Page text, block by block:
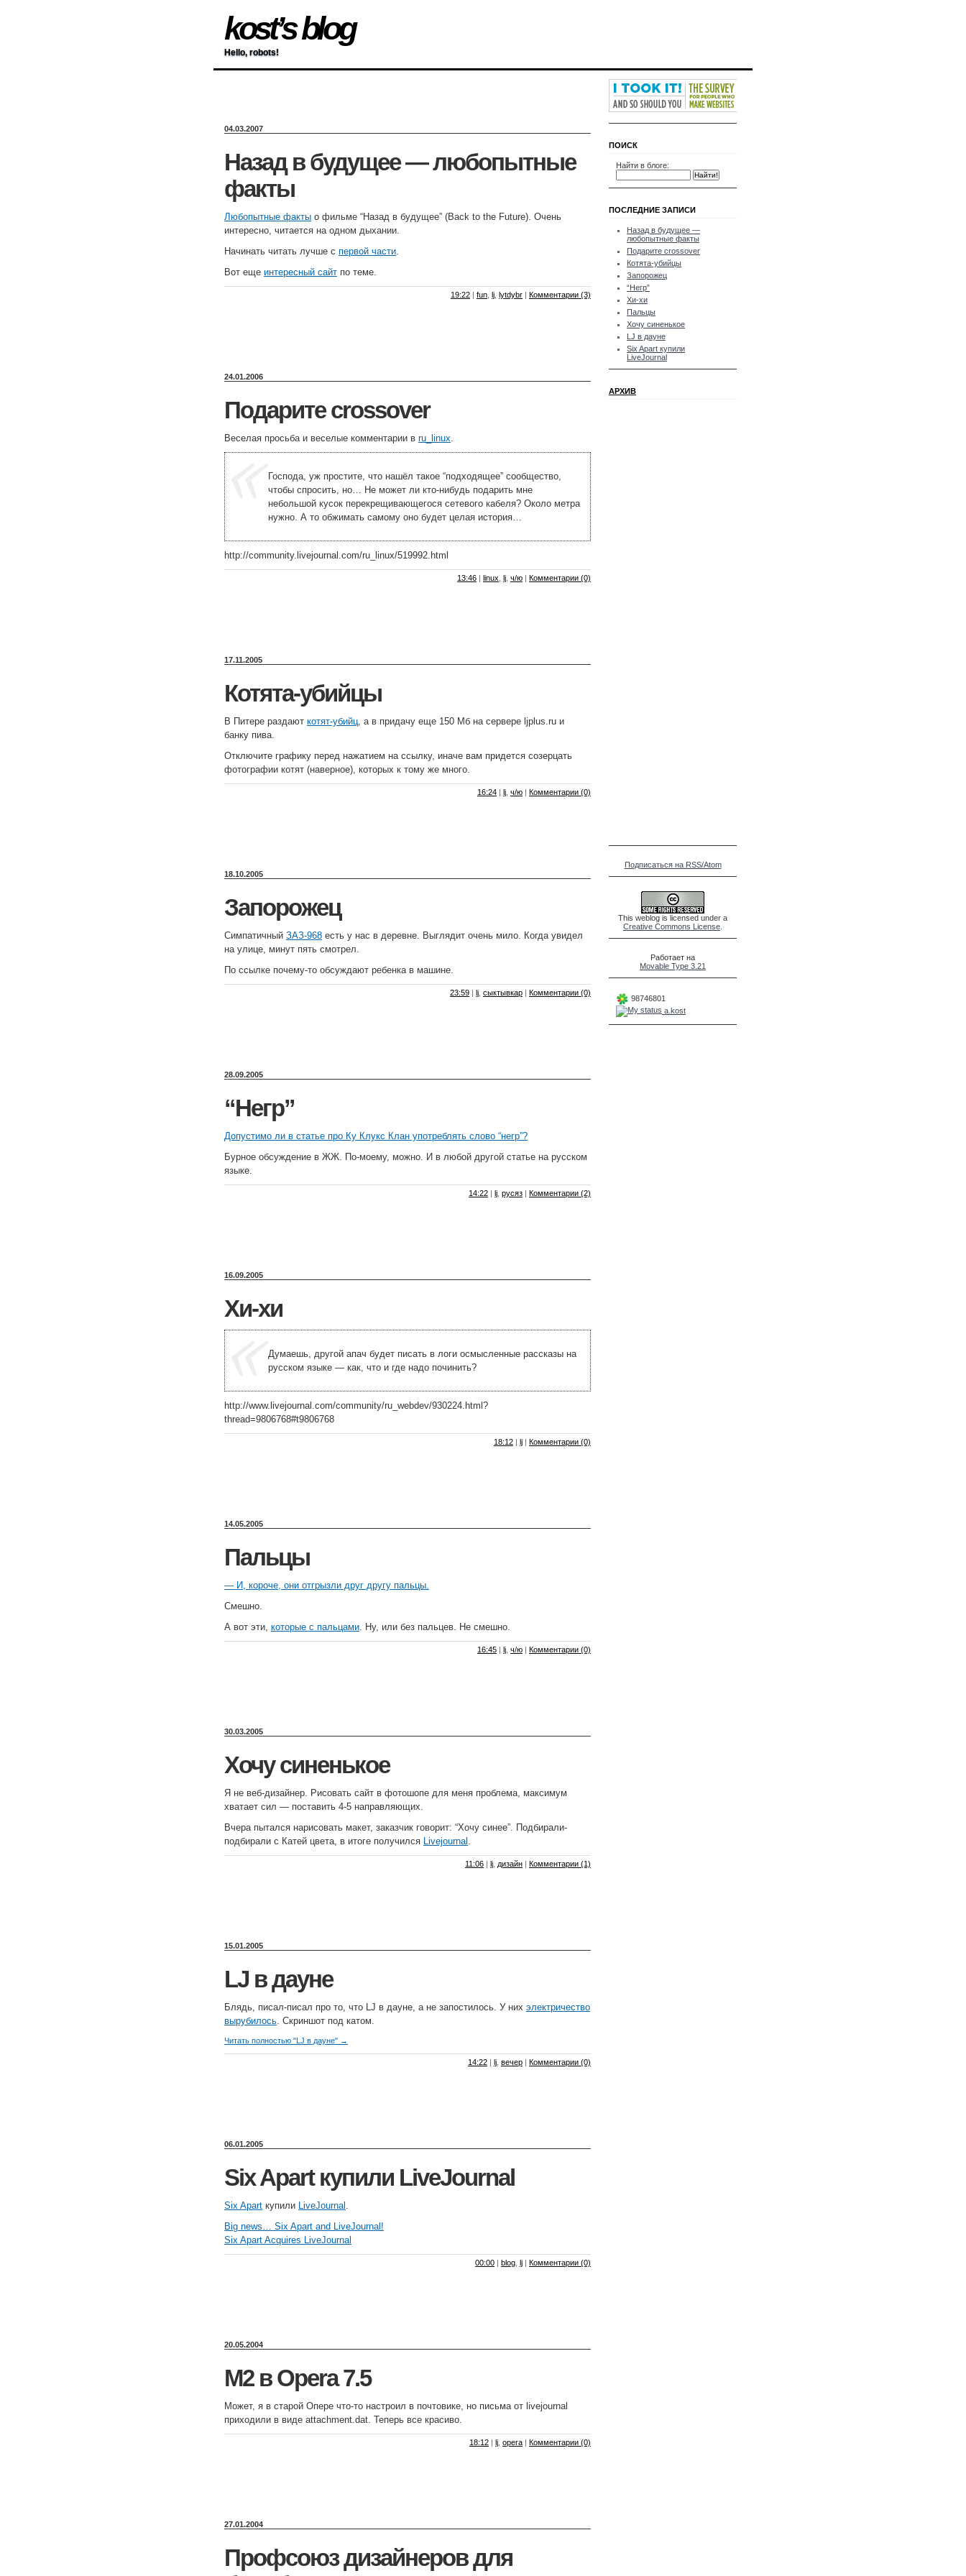
kost’s blog
Hello, robots!
04.03.2007
Назад в будущее — любопытные
факты
Любопытные факты о фильме “Назад в будущее” (Back to the Future). Очень
интересно, читается на одном дыхании.
Начинать читать лучше с первой части.
Вот еще интересный сайт по теме.
19:22 | fun lj lytdybr | Комментарии (3)
24.01.2006
Подарите crossover
Веселая просьба и веселые комментарии в ru_linux.
Господа, уж простите, что нашёл такое “подходящее” сообщество,
чтобы спросить, но… Не может ли кто-нибудь подарить мне
небольшой кусок перекрещивающегося сетевого кабеля? Около метра
нужно. А то обжимать самому оно будет целая история…
http://community.livejournal.com/ru_linux/519992.html
13:46 | linux lj ч/ю | Комментарии (0)
17.11.2005
Котята-убийцы
В Питере раздают котят-убийц, а в придачу еще 150 Мб на сервере ljplus.ru и
банку пива.
Отключите графику перед нажатием на ссылку, иначе вам придется созерцать
фотографии котят (наверное), которых к тому же много.
16:24 | lj ч/ю | Комментарии (0)
18.10.2005
Запорожец
Симпатичный ЗАЗ-968 есть у нас в деревне. Выглядит очень мило. Когда увидел
на улице, минут пять смотрел.
По ссылке почему-то обсуждают ребенка в машине.
23:59 | lj сыктывкар | Комментарии (0)
28.09.2005
“Негр”
Допустимо ли в статье про Ку Клукс Клан употреблять слово “негр”?
Бурное обсуждение в ЖЖ. По-моему, можно. И в любой другой статье на русском
языке.
14:22 | lj русяз | Комментарии (2)
16.09.2005
Хи-хи
Думаешь, другой апач будет писать в логи осмысленные рассказы на
русском языке — как, что и где надо починить?
http://www.livejournal.com/community/ru_webdev/930224.html?
thread=9806768#t9806768
18:12 | lj | Комментарии (0)
14.05.2005
Пальцы
— И, короче, они отгрызли друг другу пальцы.
Смешно.
А вот эти, которые с пальцами. Ну, или без пальцев. Не смешно.
16:45 | lj ч/ю | Комментарии (0)
30.03.2005
Хочу синенькое
Я не веб-дизайнер. Рисовать сайт в фотошопе для меня проблема, максимум
хватает сил — поставить 4-5 направляющих.
Вчера пытался нарисовать макет, заказчик говорит: “Хочу синее”. Подбирали-
подбирали с Катей цвета, в итоге получился Livejournal .
11:06 | lj дизайн | Комментарии (1)
15.01.2005
LJ в дауне
Блядь, писал-писал про то, что LJ в дауне, а не запостилось. У них электричество
вырубилось. Скриншот под катом.
Читать полностью "LJ в дауне" →
14:22 | lj вечер | Комментарии (0)
06.01.2005
Six Apart купили LiveJournal
Six Apart купили LiveJournal .
Big news… Six Apart and LiveJournal!
Six Apart Acquires LiveJournal
00:00 | blog lj | Комментарии (0)
20.05.2004
M2 в Opera 7.5
Может, я в старой Опере что-то настроил в почтовике, но письма от livejournal
приходили в виде attachment.dat. Теперь все красиво.
18:12 | lj opera | Комментарии (0)
27.01.2004
Профсоюз дизайнеров для
ПОИСК
Найти в блоге:
ПОСЛЕДНИЕ ЗАПИСИ
Назад в будущее —
любопытные факты
Подарите crossover
Котята-убийцы
Запорожец
“Негр”
Хи-хи
Пальцы
Хочу синенькое
LJ в дауне
Six Apart купили
LiveJournal
АРХИВ
Подписаться на RSS/Atom
This weblog is licensed under a
Creative Commons License
Работает на
Movable Type 3.21
98746801
a.kost